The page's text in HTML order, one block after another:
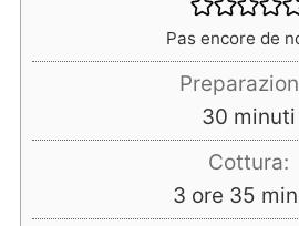
Pas encore de
30minuti
minuti
Cottura:
3 ore
ore 35